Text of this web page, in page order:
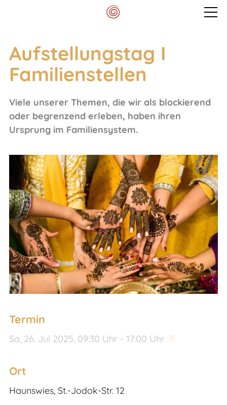
Veranstaltungen
Mein Spektrum
Blog
Meditationskissen
Kontakt
Aufstellungstag I
Familienstellen
Viele unserer Themen, die wir als blockierend
oder begrenzend erleben, haben ihren
Ursprung im Familiensystem.
Termin
Sa, 26. Jul 2025, 09:30 Uhr - 17:00 Uhr
Ort
Haunswies, St.-Jodok-Str. 12